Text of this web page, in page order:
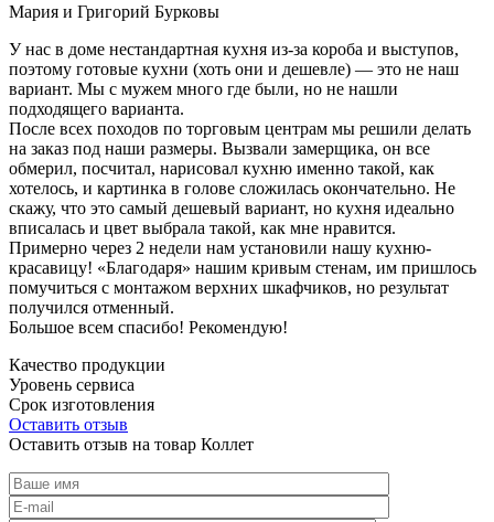
Мария и Григорий Бурковы
У нас в доме нестандартная кухня из-за короба и выступов,
поэтому готовые кухни (хоть они и дешевле) — это не наш
вариант. Мы с мужем много где были, но не нашли
подходящего варианта.
После всех походов по торговым центрам мы решили делать
на заказ под наши размеры. Вызвали замерщика, он все
обмерил, посчитал, нарисовал кухню именно такой, как
хотелось, и картинка в голове сложилась окончательно. Не
скажу, что это самый дешевый вариант, но кухня идеально
вписалась и цвет выбрала такой, как мне нравится.
Примерно через 2 недели нам установили нашу кухню-
красавицу! «Благодаря» нашим кривым стенам, им пришлось
помучиться с монтажом верхних шкафчиков, но результат
получился отменный.
Большое всем спасибо! Рекомендую!
Качество продукции
Уровень сервиса
Срок изготовления
Оставить отзыв
Оставить отзыв на товар Коллет